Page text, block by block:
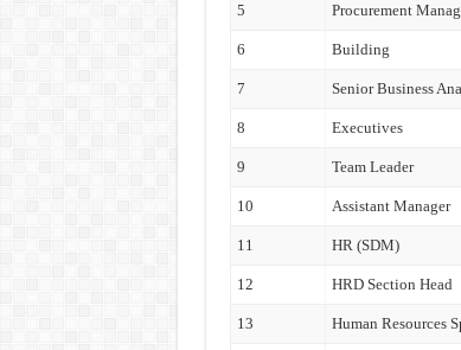
5 Procurement
6 Building
7 Senior Business
8 Executives
9 Team Leader
10 Assistant Manager
11 HR (SDM)
12 HRD Section Head
13 Human Resources